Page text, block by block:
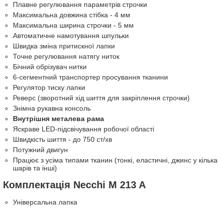
Плавне регулювання параметрів строчки
Максимальна довжина стібка - 4 мм
Максимальна ширина строчки - 5 мм
Автоматичне намотування шпульки
Швидка зміна притискної лапки
Точне регулювання натягу ниток
Бічний обрізувач нитки
6-сегментний транспортер просування тканини
Регулятор тиску лапки
Реверс (зворотний хід шиття для закріплення строчки)
Знімна рукавна консоль
Внутрішня металева рама
Яскраве LED-підсвічування робочої області
Швидкість шиття - до 750 ст/хв
Потужний двигун
Працює з усіма типами тканин (тонкі, еластичні, джинс у кілька
шарів та інші)
Комплектація Necchi M 213 A
Універсальна лапка